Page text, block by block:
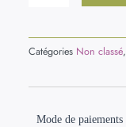
5
en
Catégories Non classé,
Mode de paiements